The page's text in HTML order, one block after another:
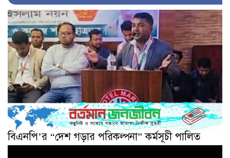
বিএনপি’র “দেশ গড়ার পরিকল্পনা” কর্মসূচী পালিত